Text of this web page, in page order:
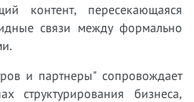
контент, пересекающаяся
связи между формально
и партнеры" сопровождает
структурирования бизнеса,